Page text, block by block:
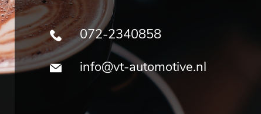
072-2340858
info@vt-automotive.nl